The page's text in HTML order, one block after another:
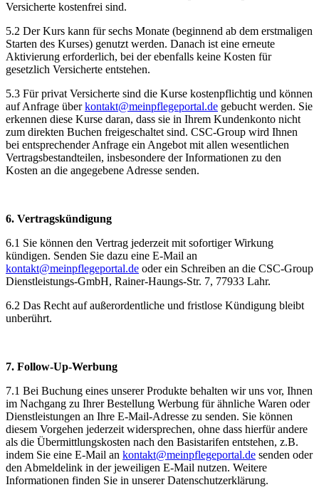
Versicherte kostenfrei sind.
5.2 Der Kurs kann für sechs Monate (beginnend ab dem erstmaligen
Starten des Kurses) genutzt werden. Danach ist eine erneute
Aktivierung erforderlich, bei der ebenfalls keine Kosten für
gesetzlich Versicherte entstehen.
5.3 Für privat Versicherte sind die Kurse kostenpflichtig und können
auf Anfrage überkontakt@meinpflegeportal.de gebucht werden. Sie
erkennen diese Kurse daran, dass sie in Ihrem Kundenkonto nicht
zum direkten Buchen freigeschaltet sind. CSC-Group wird Ihnen
bei entsprechender Anfrage ein Angebot mit allen wesentlichen
Vertragsbestandteilen, insbesondere der Informationen zu den
Kosten an die angegebene Adresse senden.
6. Vertragskündigung
6.1 Sie können den Vertrag jederzeit mit sofortiger Wirkung
kündigen. Senden Sie dazu eine E-Mail an
kontakt@meinpflegeportal.de oder ein Schreiben an die CSC-Group
Dienstleistungs-GmbH, Rainer-Haungs-Str. 7, 77933 Lahr.
6.2 Das Recht auf außerordentliche und fristlose Kündigung bleibt
unberührt.
7. Follow-Up-Werbung
7.1 Bei Buchung eines unserer Produkte behalten wir uns vor, Ihnen
im Nachgang zu Ihrer Bestellung Werbung für ähnliche Waren oder
Dienstleistungen an Ihre E-Mail-Adresse zu senden. Sie können
diesem Vorgehen jederzeit widersprechen, ohne dass hierfür andere
als die Übermittlungskosten nach den Basistarifen entstehen, z.B.
indem Sie eine E-Mail an kontakt@meinpflegeportal.de senden oder
den Abmeldelink in der jeweiligen E-Mail nutzen. Weitere
Informationen finden Sie in unserer Datenschutzerklärung.